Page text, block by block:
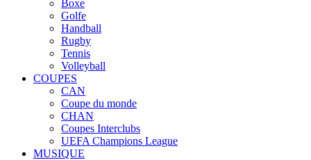
Boxe
Golfe
Handball
Rugby
Tennis
Volleyball
COUPES
CAN
Coupe du monde
CHAN
Coupes Interclubs
UEFA Champions League
MUSIQUE